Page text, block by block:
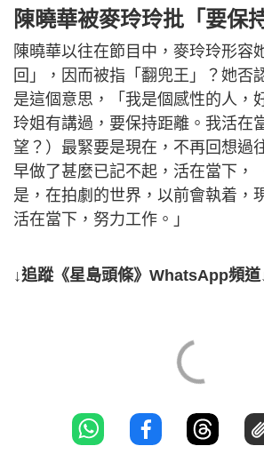
陳曉華被麥玲玲批「要保
陳曉華以往在節目中，麥玲玲形容
回」，因而被指「翻兜王」？她否
是這個意思，「我是個感性的人，
玲姐有講過，要保持距離。我活在
望？）最緊要是現在，不再回想過
早做了甚麼已記不起，活在當下，
是，在拍劇的世界，以前會執着，
活在當下，努力工作。」
↓追蹤《星島頭條》WhatsApp頻道